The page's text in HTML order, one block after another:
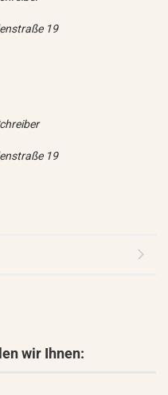
19
19
wir Ihnen: